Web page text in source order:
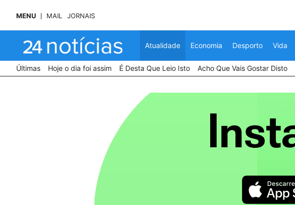
MENU MAIL JORNAIS
Atualidade Economia Desporto Vida
Últimas Hoje o dia foi assim É Desta Que Leio Isto Acho Que Vais Gostar Disto